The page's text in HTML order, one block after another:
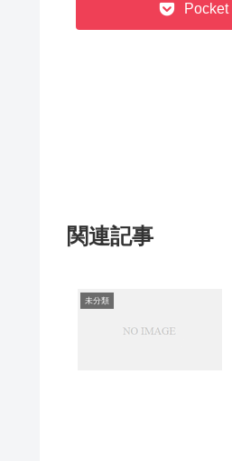
Pocket
関連記事
未分類